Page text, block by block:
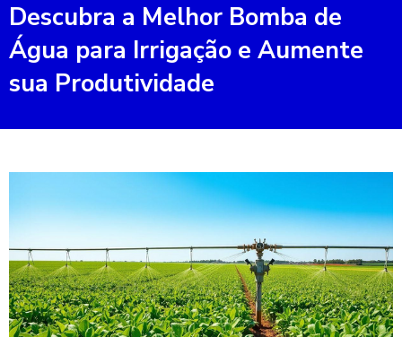
Descubra a Melhor Bomba de
Água para Irrigação e Aumente
sua Produtividade